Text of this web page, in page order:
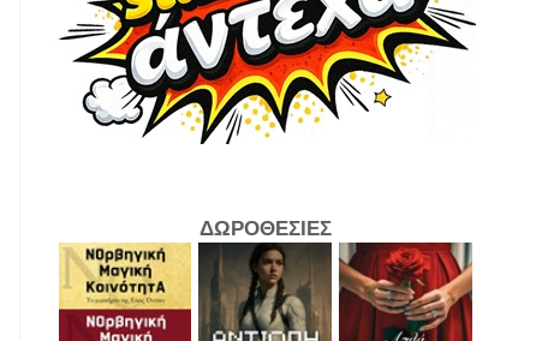
ΔΩΡΟΘΕΣΙΕΣ